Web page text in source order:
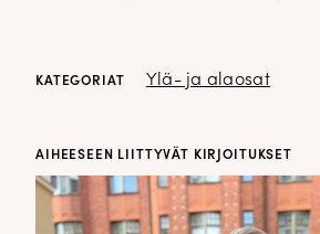
KATEGORIAT Ylä- ja alaosat
AIHEESEEN LIITTYVÄT KIRJOITUKSET